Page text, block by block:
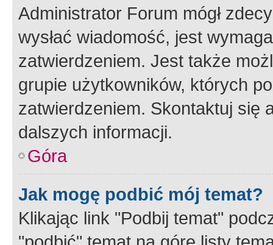
Administrator Forum mógł
wysłać wiadomość, jest
zatwierdzeniem. Jest także
grupie użytkowników, których
zatwierdzeniem. Skontaktuj się
dalszych informacji.
Góra
Jak mogę podbić mój temat?
Klikając link "Podbij temat"